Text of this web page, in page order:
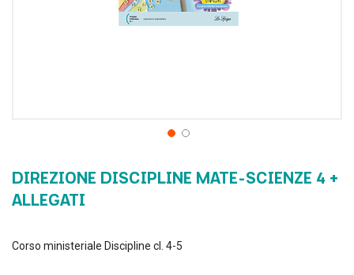
DIREZIONE DISCIPLINE MATE-SCIENZE 4 +
ALLEGATI
Corso ministeriale Discipline cl. 4-5